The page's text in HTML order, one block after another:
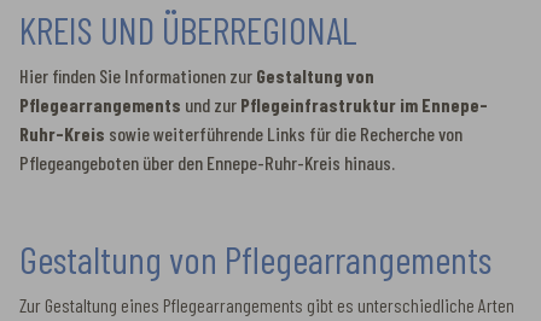
KREIS UND ÜBERREGIONAL
Hier finden Sie Informationen zur Gestaltung von
Pflegearrangements und zur Pflegeinfrastruktur im Ennepe-
Ruhr-Kreis sowie weiterführende Links für die Recherche von
Pflegeangeboten über den Ennepe-Ruhr-Kreis hinaus.
Gestaltung von Pflegearrangements
Zur Gestaltung eines Pflegearrangements gibt es unterschiedliche Arten